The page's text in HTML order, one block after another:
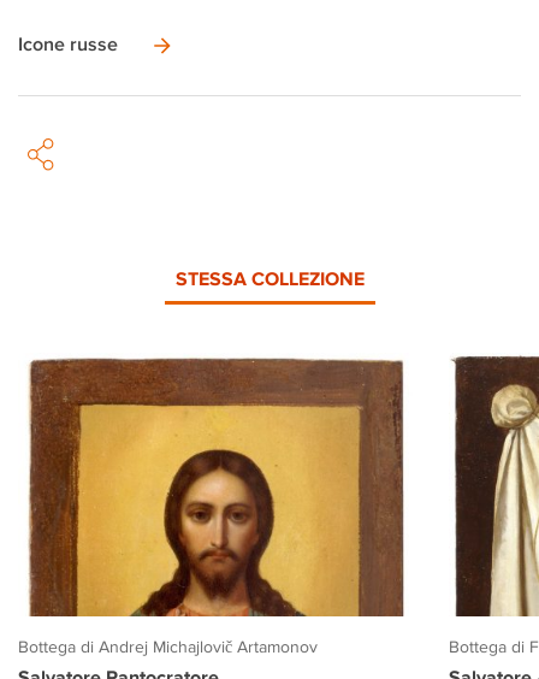
Icone russe
STESSA COLLEZIONE
Bottega di Andrej Michajlovič Artamonov Bottega di